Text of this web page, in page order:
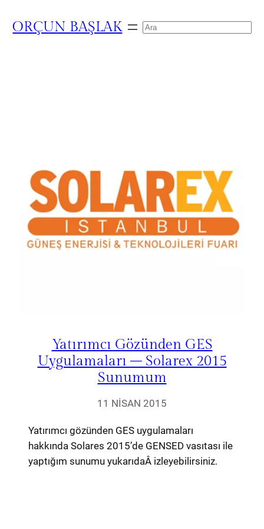
ORÇUN BAŞLAK Search
Yatırımcı Gözünden GES
Uygulamaları – Solarex 2015
Sunumum
11 NISAN 2015
Yatırımcı gözünden GES uygulamaları
hakkında Solares 2015’de GENSED vasıtası ile
yaptığım sunumu yukarıdaÂ izleyebilirsiniz.